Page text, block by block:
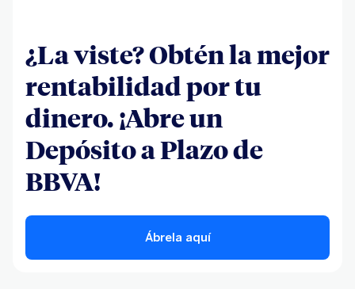
¿La viste? Obtén la mejor
rentabilidad por tu
dinero. ¡Abre un
Depósito a Plazo de
BBVA!
Ábrela aquí